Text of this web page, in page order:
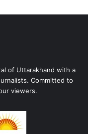
of Uttarakhand with a
Committed to
viewers.